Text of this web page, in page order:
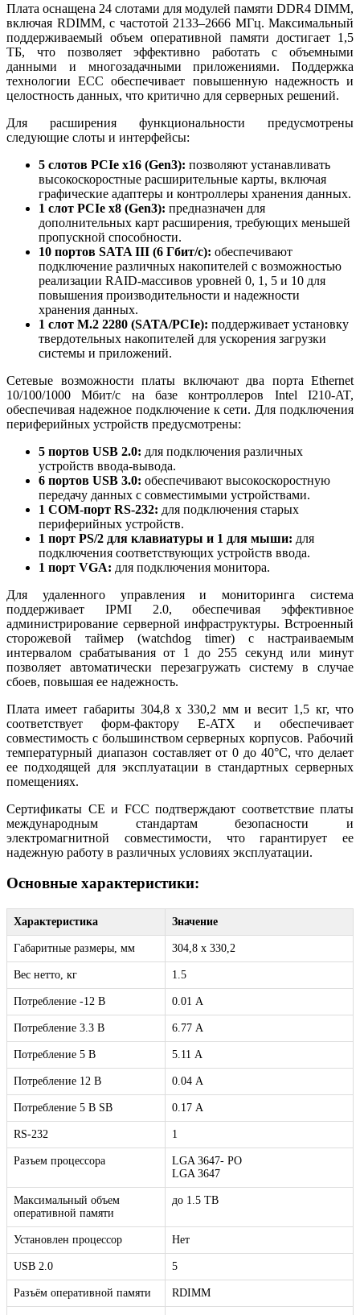
Плата оснащена 24 слотами для модулей памяти DDR4 DIMM,
включая RDIMM, с частотой 2133–2666 МГц. Максимальный
поддерживаемый объем оперативной памяти достигает 1,5
ТБ, что позволяет эффективно работать с объемными
данными и многозадачными приложениями. Поддержка
технологии ECC обеспечивает повышенную надежность и
целостность данных, что критично для серверных решений.
Для расширения функциональности предусмотрены
следующие слоты и интерфейсы:
5 слотов PCIe x16 (Gen3): позволяют устанавливать
высокоскоростные расширительные карты, включая
графические адаптеры и контроллеры хранения данных.
1 слот PCIe x8 (Gen3): предназначен для
дополнительных карт расширения, требующих меньшей
пропускной способности.
10 портов SATA III (6 Гбит/с): обеспечивают
подключение различных накопителей с возможностью
реализации RAID-массивов уровней 0, 1, 5 и 10 для
повышения производительности и надежности
хранения данных.
1 слот M.2 2280 (SATA/PCIe): поддерживает установку
твердотельных накопителей для ускорения загрузки
системы и приложений.
Сетевые возможности платы включают два порта Ethernet
10/100/1000 Мбит/с на базе контроллеров Intel I210-AT,
обеспечивая надежное подключение к сети. Для подключения
периферийных устройств предусмотрены:
5 портов USB 2.0: для подключения различных
устройств ввода-вывода.
6 портов USB 3.0: обеспечивают высокоскоростную
передачу данных с совместимыми устройствами.
1 COM-порт RS-232: для подключения старых
периферийных устройств.
1 порт PS/2 для клавиатуры и 1 для мыши: для
подключения соответствующих устройств ввода.
1 порт VGA: для подключения монитора.
Для удаленного управления и мониторинга система
поддерживает IPMI 2.0, обеспечивая эффективное
администрирование серверной инфраструктуры. Встроенный
сторожевой таймер (watchdog timer) с настраиваемым
интервалом срабатывания от 1 до 255 секунд или минут
позволяет автоматически перезагружать систему в случае
сбоев, повышая ее надежность.
Плата имеет габариты 304,8 x 330,2 мм и весит 1,5 кг, что
соответствует форм-фактору E-ATX и обеспечивает
совместимость с большинством серверных корпусов. Рабочий
температурный диапазон составляет от 0 до 40°C, что делает
ее подходящей для эксплуатации в стандартных серверных
помещениях.
Сертификаты CE и FCC подтверждают соответствие платы
международным стандартам безопасности и
электромагнитной совместимости, что гарантирует ее
надежную работу в различных условиях эксплуатации.
Основные характеристики:
Характеристика Значение
Габаритные размеры, мм 304,8 x 330,2
Вес нетто, кг 1.5
Потребление -12 B 0.01 А
Потребление 3.3 В 6.77 А
Потребление 5 В 5.11 А
Потребление 12 В 0.04 А
Потребление 5 В SB 0.17 А
RS-232 1
Разъем процессора
LGA 3647- РО
LGA 3647
Максимальный объем
оперативной памяти
до 1.5 TB
Установлен процессор Нет
USB 2.0 5
Разъём оперативной памяти RDIMM